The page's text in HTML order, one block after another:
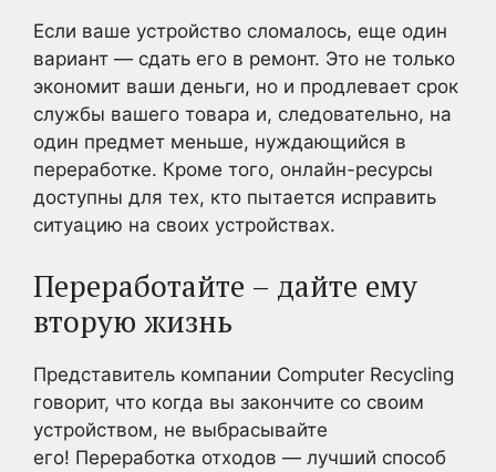
Если ваше устройство сломалось, еще один
вариант — сдать его в ремонт. Это не только
экономит ваши деньги, но и продлевает срок
службы вашего товара и, следовательно, на
один предмет меньше, нуждающийся в
переработке. Кроме того, онлайн-ресурсы
доступны для тех, кто пытается исправить
ситуацию на своих устройствах.
Переработайте – дайте ему
вторую жизнь
Представитель компании Computer Recycling
говорит, что когда вы закончите со своим
устройством, не выбрасывайте
его! Переработка отходов — лучший способ